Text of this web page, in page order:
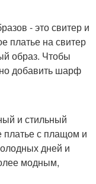
- это свитер и
платье на свитер
образ. Чтобы
добавить шарф
и стильный
платье с плащом и
дней и
модным,